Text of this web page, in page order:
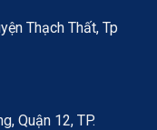
Thạch Thất, Tp
Quận 12, TP.